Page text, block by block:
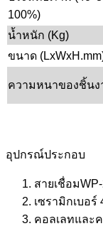
100%)
น้ำหนัก (Kg)
ขนาด
ความหนาของชิ้นง
อุปกรณ์ประกอบ
สายเชื่อม
เซรามิกเบอร์
คอลเลทและ